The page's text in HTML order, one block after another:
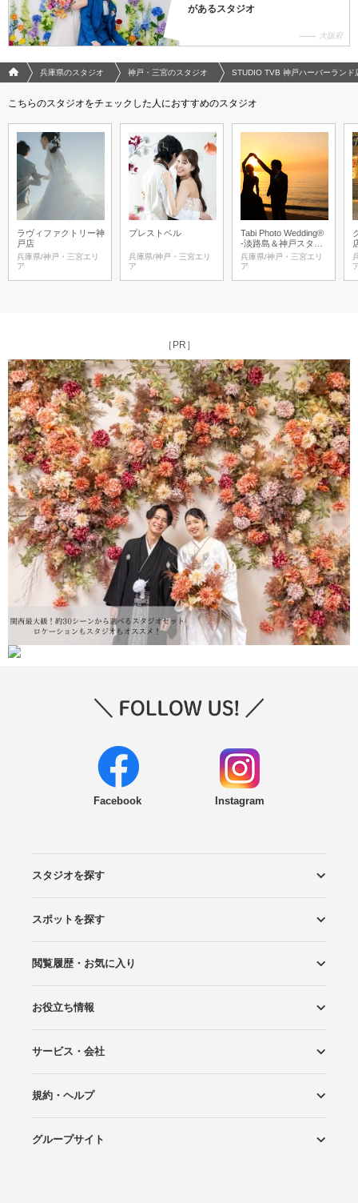
があるスタジオ
大阪府
フォトウエディング/結婚写真のPhotorait ホーム
兵庫県のスタジオ 神戸・三宮のスタジオ STUDIO TVB 神戸ハーバーランド
こちらのスタジオをチェックした人におすすめのスタジオ
ラヴィファクトリー神
戸店
兵庫県/神戸・三宮エリ
ア
プレストベル
兵庫県/神戸・三宮エリ
ア
Tabi Photo Wedding®︎
-淡路島＆神戸スタジ
オ-
兵庫県/神戸・三宮エリ
ア
［PR］
Facebook Instagram
スタジオを探す
エリアから探す
こだわりから探す
NEW PHOTO STYLE
プランから探す
フォトタイプ診断
フォトグラファーから探す
国内リゾートから探す
スポットを探す
ロケーションから探す
スタジオから探す
閲覧履歴・お気に入り
閲覧スタジオ
お気に入り
お役立ち情報
Wedding Photo マガジン
はじめてガイド
サービス・会社
Photoraitとは
スタジオの掲載について
お問い合わせ
運営会社
サイトマップ
規約・ヘルプ
プライバシーポリシー
利用規約
ヘルプ
グループサイト